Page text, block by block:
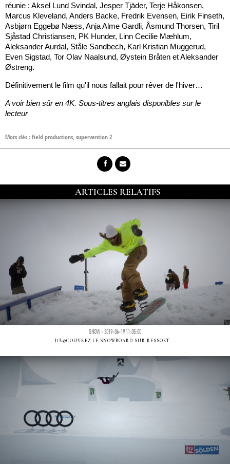
réunie : Aksel Lund Svindal, Jesper Tjäder, Terje Håkonsen,
Marcus Kleveland, Anders Backe, Fredrik Evensen, Eirik Finseth,
Asbjørn Eggebø Næss, Anja Alme Gardli, Åsmund Thorsen, Tiril
Sjåstad Christiansen, PK Hunder, Linn Cecilie Mæhlum,
Aleksander Aurdal, Ståle Sandbech, Karl Kristian Muggerud,
Even Sigstad, Tor Olav Naalsund, Øystein Bråten et Aleksander
Østreng.
Définitivement le film qu'il nous fallait pour rêver de l'hiver…
A voir bien sûr en 4K. Sous-titres anglais disponibles sur le
lecteur
Mots clés :field productions,supervention 2
ARTICLES RELATIFS
SNOW - 2019-06-19 11:05:00
DÃ©COUVREZ LE SNOWBOARD SUR RESSORT...